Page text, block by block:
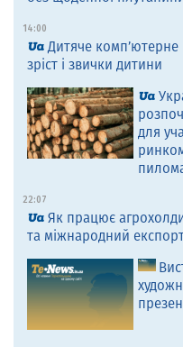
14:00
Дитяче комп’ютерне
зріст і звички дитини
для
22:07
Як працює
та міжнародний